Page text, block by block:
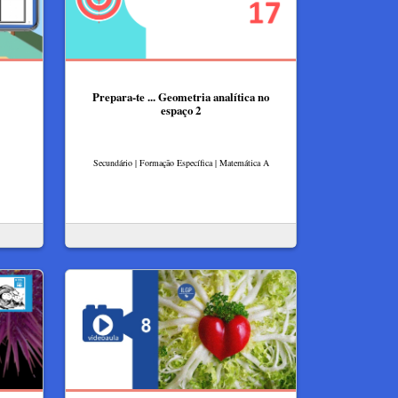
Prepara-te ... Geometria analítica no
espaço 2
Secundário | Formação Específica | Matemática A